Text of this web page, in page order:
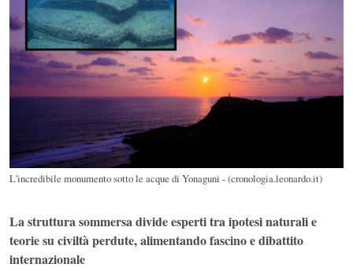
L'incredibile monumento sotto le acque di Yonaguni - (cronologia.leonardo.it)
La struttura sommersa divide esperti tra ipotesi naturali e
teorie su civiltà perdute, alimentando fascino e dibattito
internazionale